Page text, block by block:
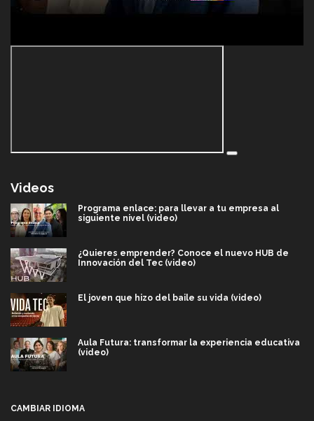
Videos
Programa enlace: para llevar a tu empresa al
siguiente nivel (video)
¿Quieres emprender? Conoce el nuevo HUB de
Innovación del Tec (video)
El joven que hizo del baile su vida (video)
Aula Futura: transformar la experiencia educativa
(video)
CAMBIAR IDIOMA